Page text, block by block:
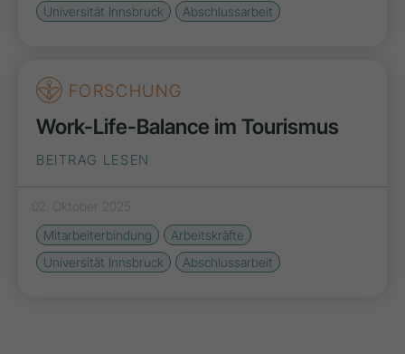
Universität Innsbruck
Abschlussarbeit
FORSCHUNG
Work-Life-Balance im Tourismus
BEITRAG LESEN
02. Oktober 2025
Mitarbeiterbindung
Arbeitskräfte
Universität Innsbruck
Abschlussarbeit